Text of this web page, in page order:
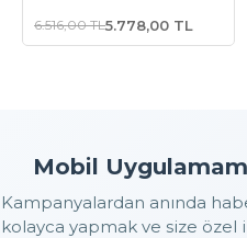
6.516,00 TL5.778,00 TL
Mobil
Kampanyalardan anında
kolayca yapmak ve size